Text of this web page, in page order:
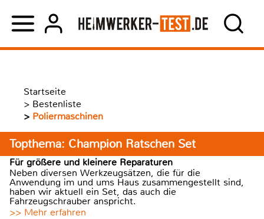
Startseite
> Bestenliste
> Poliermaschinen
Topthema: Champion Ratschen Set
Für größere und kleinere Reparaturen
Neben diversen Werkzeugsätzen, die für die
Anwendung im und ums Haus zusammengestellt sind,
haben wir aktuell ein Set, das auch die
Fahrzeugschrauber anspricht.
>> Mehr erfahren